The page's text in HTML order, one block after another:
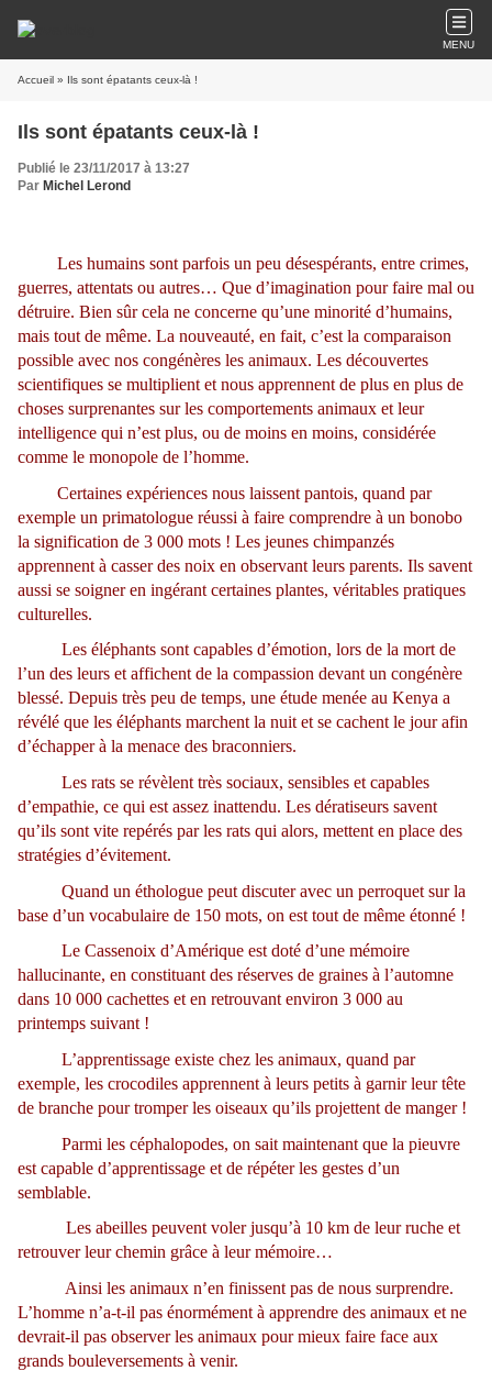
MENU
Accueil » Ils sont épatants ceux-là !
Ils sont épatants ceux-là !
Publié le 23/11/2017 à 13:27
Par Michel Lerond
Les humains sont parfois un peu désespérants, entre crimes,
guerres, attentats ou autres… Que d’imagination pour faire mal ou
détruire. Bien sûr cela ne concerne qu’une minorité d’humains,
mais tout de même. La nouveauté, en fait, c’est la comparaison
possible avec nos congénères les animaux. Les découvertes
scientifiques se multiplient et nous apprennent de plus en plus de
choses surprenantes sur les comportements animaux et leur
intelligence qui n’est plus, ou de moins en moins, considérée
comme le monopole de l’homme.
Certaines expériences nous laissent pantois, quand par
exemple un primatologue réussi à faire comprendre à un bonobo
la signification de 3 000 mots ! Les jeunes chimpanzés
apprennent à casser des noix en observant leurs parents. Ils savent
aussi se soigner en ingérant certaines plantes, véritables pratiques
culturelles.
Les éléphants sont capables d’émotion, lors de la mort de
l’un des leurs et affichent de la compassion devant un congénère
blessé. Depuis très peu de temps, une étude menée au Kenya a
révélé que les éléphants marchent la nuit et se cachent le jour afin
d’échapper à la menace des braconniers.
Les rats se révèlent très sociaux, sensibles et capables
d’empathie, ce qui est assez inattendu. Les dératiseurs savent
qu’ils sont vite repérés par les rats qui alors, mettent en place des
stratégies d’évitement.
Quand un éthologue peut discuter avec un perroquet sur la
base d’un vocabulaire de 150 mots, on est tout de même étonné !
Le Cassenoix d’Amérique est doté d’une mémoire
hallucinante, en constituant des réserves de graines à l’automne
dans 10 000 cachettes et en retrouvant environ 3 000 au
printemps suivant !
L’apprentissage existe chez les animaux, quand par
exemple, les crocodiles apprennent à leurs petits à garnir leur tête
de branche pour tromper les oiseaux qu’ils projettent de manger !
Parmi les céphalopodes, on sait maintenant que la pieuvre
est capable d’apprentissage et de répéter les gestes d’un
semblable.
Les abeilles peuvent voler jusqu’à 10 km de leur ruche et
retrouver leur chemin grâce à leur mémoire…
Ainsi les animaux n’en finissent pas de nous surprendre.
L’homme n’a-t-il pas énormément à apprendre des animaux et ne
devrait-il pas observer les animaux pour mieux faire face aux
grands bouleversements à venir.